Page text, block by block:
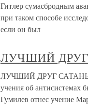
Гитлер сумасбродным
при таком способе
если он был
ЛУЧШИЙ
ЛУЧШИЙ ДРУГ САТАНЫ
учения об антисистемах
Гумилев отнес учение